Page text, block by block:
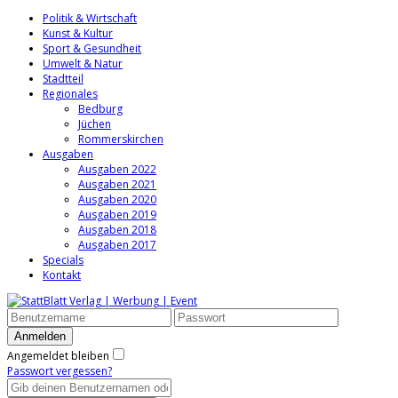
Politik & Wirtschaft
Kunst & Kultur
Sport & Gesundheit
Umwelt & Natur
Stadtteil
Regionales
Bedburg
Jüchen
Rommerskirchen
Ausgaben
Ausgaben 2022
Ausgaben 2021
Ausgaben 2020
Ausgaben 2019
Ausgaben 2018
Ausgaben 2017
Specials
Kontakt
Angemeldet bleiben
Passwort vergessen?